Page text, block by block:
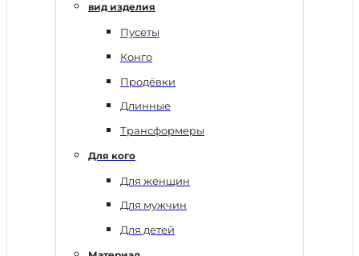
вид изделия
Пусеты
Конго
Продёвки
Длинные
Трансформеры
Для кого
Для женщин
Для мужчин
Для детей